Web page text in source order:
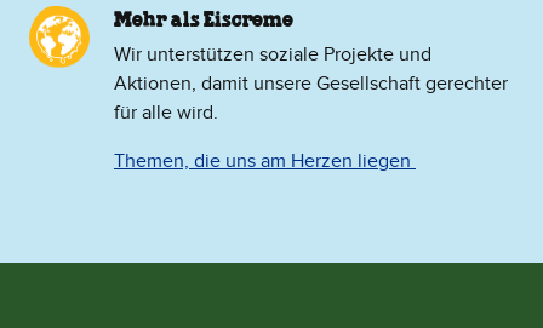
Mehr als Eiscreme
​Wir unterstützen soziale Projekte und
Aktionen, damit unsere Gesellschaft gerechter
für alle wird.
Themen, die uns am Herzen liegen